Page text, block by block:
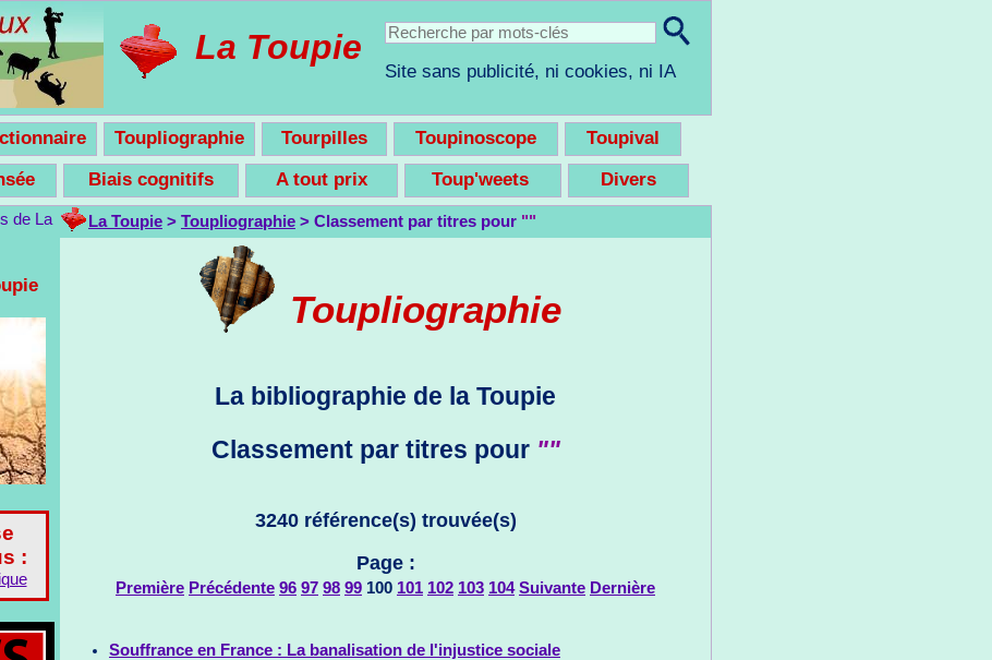
La Toupie
Site sans publicité, ni cookies, ni IA
Toupliographie Tourpilles Toupinoscope
Toupival
Biais cognitifs A tout prix Toup'weets Divers
:
La Toupie > Toupliographie > Classement par titres pour ""
Toupliographie
La bibliographie de la Toupie
Classement par titres pour ""
3240 référence(s) trouvée(s)
Page :
Première Précédente 96 97 98 99 100 101 102 103 104 Suivante Dernière
Souffrance en France : La banalisation de l'injustice sociale